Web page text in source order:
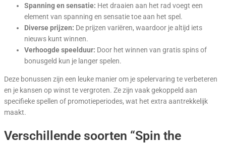
Spanning en sensatie: Het draaien aan het rad voegt een
element van spanning en sensatie toe aan het spel.
Diverse prijzen: De prijzen variëren, waardoor je altijd iets
nieuws kunt winnen.
Verhoogde speelduur: Door het winnen van gratis spins of
bonusgeld kun je langer spelen.
Deze bonussen zijn een leuke manier om je spelervaring te verbeteren
en je kansen op winst te vergroten. Ze zijn vaak gekoppeld aan
specifieke spellen of promotieperiodes, wat het extra aantrekkelijk
maakt.
Verschillende soorten “Spin the